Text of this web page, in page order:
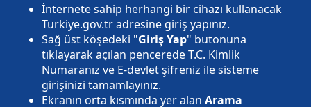
İnternete sahip herhangi bir cihazı kullanacak
Turkiye.gov.tr adresine giriş yapınız.
Sağ üst köşedeki "Giriş Yap" butonuna
tıklayarak açılan pencerede T.C. Kimlik
Numaranız ve E-devlet şifreniz ile sisteme
girişinizi tamamlayınız.
Ekranın orta kısmında yer alan Arama